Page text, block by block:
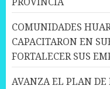
COMUNIDADES
CAPACITARON EN
FORTALECER SUS
AVANZA EL PLAN DE